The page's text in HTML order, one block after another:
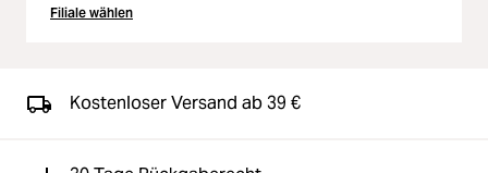
Filiale wählen
Kostenloser Versand ab 39 €